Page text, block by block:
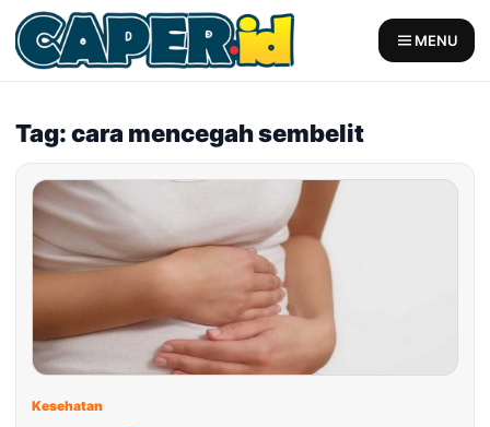
Skip
to
content
MENU
Tag: cara mencegah sembelit
Kesehatan